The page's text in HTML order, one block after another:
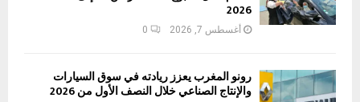
2026
أغسطس 7, 2026 0
رونو المغرب يعزز ريادته في سوق السيارات
والإنتاج الصناعي خلال النصف الأول من 2026